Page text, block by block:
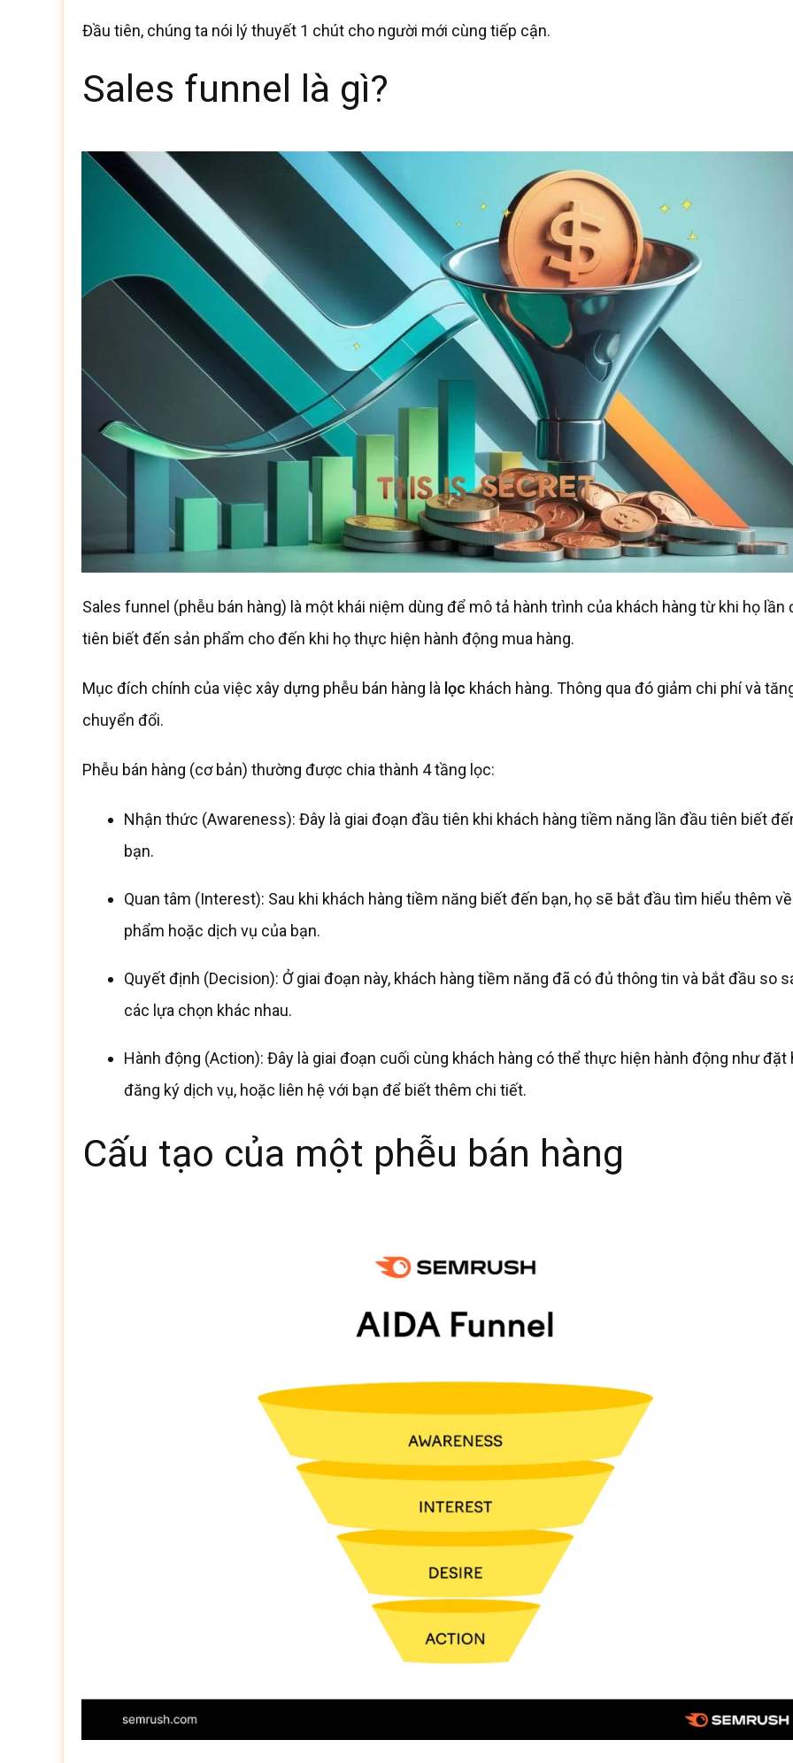
Đầu tiên, chúng ta nói lý thuyết 1 chút cho người mới cùng tiếp cận.
Sales funnel là gì?
Sales funnel (phễu bán hàng) là một khái niệm dùng để mô tả hành trình của khách hàng từ khi họ lần
tiên biết đến sản phẩm cho đến khi họ thực hiện hành động mua hàng.
Mục đích chính của việc xây dựng phễu bán hàng là lọc khách hàng. Thông qua đó giảm chi phí và
chuyển đổi.
Phễu bán hàng (cơ bản) thường được chia thành 4 tầng lọc:
Nhận thức (Awareness): Đây là giai đoạn đầu tiên khi khách hàng tiềm năng lần đầu tiên biết
bạn.
Quan tâm (Interest): Sau khi khách hàng tiềm năng biết đến bạn, họ sẽ bắt đầu tìm hiểu thêm
phẩm hoặc dịch vụ của bạn.
Quyết định (Decision): Ở giai đoạn này, khách hàng tiềm năng đã có đủ thông tin và bắt đầu so
các lựa chọn khác nhau.
Hành động (Action): Đây là giai đoạn cuối cùng khách hàng có thể thực hiện hành động như đặt
đăng ký dịch vụ, hoặc liên hệ với bạn để biết thêm chi tiết.
Cấu tạo của một phễu bán hàng